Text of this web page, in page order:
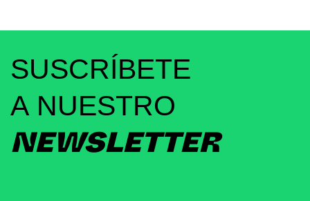
SUSCRÍBETE
A NUESTRO
NEWSLETTER